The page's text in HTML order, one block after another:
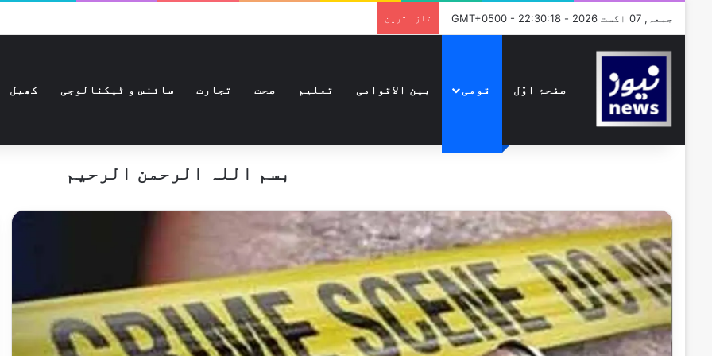
جمعہ, 07 اگست 2026 - GMT+0500 - 22:30:18 تازہ ترین
صفحۂ اوّل قومی بین الاقوامی تعلیم صحت تجارت سائنس و ٹیکنالوجی کھیل
بسم اللہ الرحمن الرحیم